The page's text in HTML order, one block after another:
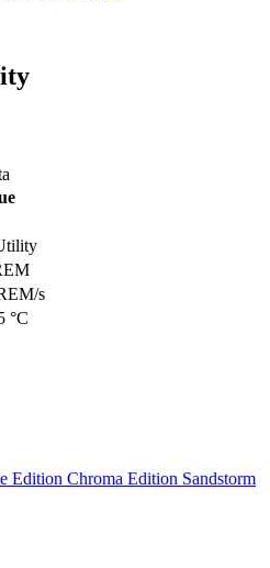
s
°C
Edition Chroma Edition Sandstorm